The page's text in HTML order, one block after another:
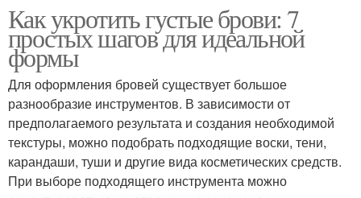
Как укротить густые брови: 7
простых шагов для идеальной
формы
Для оформления бровей существует большое
разнообразие инструментов. В зависимости от
предполагаемого результата и создания необходимой
текстуры, можно подобрать подходящие воски, тени,
карандаши, туши и другие вида косметических средств.
При выборе подходящего инструмента можно